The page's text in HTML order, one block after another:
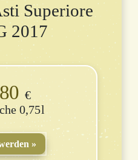
Superiore
2017
€
0,75l